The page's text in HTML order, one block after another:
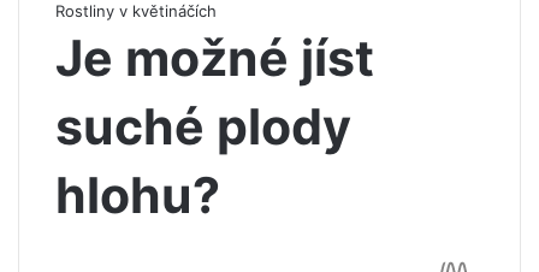
Rostliny v květináčích
Je možné jíst
suché plody
hlohu?